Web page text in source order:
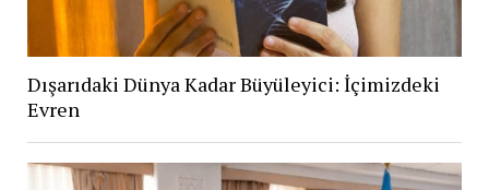
Dışarıdaki Dünya Kadar Büyüleyici: İçimizdeki
Evren